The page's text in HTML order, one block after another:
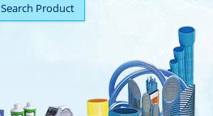
Search Product